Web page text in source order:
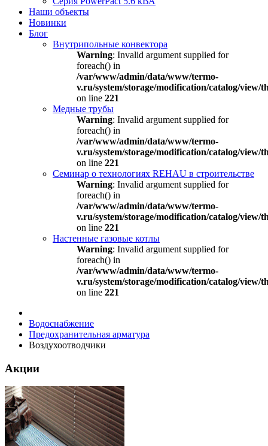
Наши объекты
Новинки
Блог
Внутрипольные конвектора
Warning: Invalid argument supplied for
foreach() in
/var/www/admin/data/www/termo-
v.ru/system/storage/modification/catalog/view/
on line 221
Медные трубы
Warning: Invalid argument supplied for
foreach() in
/var/www/admin/data/www/termo-
v.ru/system/storage/modification/catalog/view/
on line 221
Семинар о технологиях REHAU в строительстве
Warning: Invalid argument supplied for
foreach() in
/var/www/admin/data/www/termo-
v.ru/system/storage/modification/catalog/view/
on line 221
Настенные газовые котлы
Warning: Invalid argument supplied for
foreach() in
/var/www/admin/data/www/termo-
v.ru/system/storage/modification/catalog/view/
on line 221
Водоснабжение
Предохранительная арматура
Воздухоотводчики
Акции